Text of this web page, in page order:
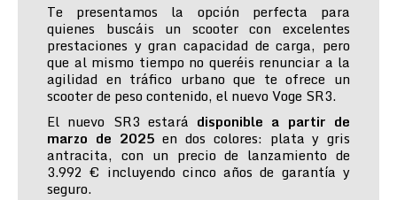
Te presentamos la opción perfecta para
quienes buscáis un scooter con excelentes
prestaciones y gran capacidad de carga, pero
que al mismo tiempo no queréis renunciar a la
agilidad en tráfico urbano que te ofrece un
scooter de peso contenido, el nuevo Voge SR3.
El nuevo SR3 estará disponible a partir de
marzo de 2025 en dos colores: plata y gris
antracita, con un precio de lanzamiento de
3.992 € incluyendo cinco años de garantía y
seguro.